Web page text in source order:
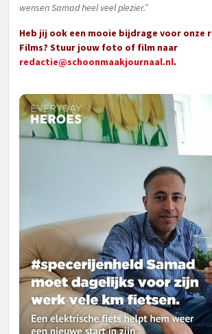
wensen Samad heel veel plezier.”
Heb jij ook een mooie bijdrage voor onze
Films? Stuur jouw foto of film naar
redactie@schoonmaakjournaal.nl.